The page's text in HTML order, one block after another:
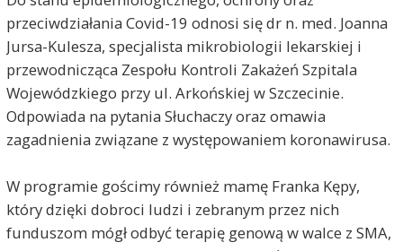
przeciwdziałania Covid-19 odnosi się dr n. med. Joanna
Jursa-Kulesza, specjalista mikrobiologii lekarskiej i
przewodnicząca Zespołu Kontroli Zakażeń Szpitala
Wojewódzkiego przy ul. Arkońskiej w Szczecinie.
Odpowiada na pytania Słuchaczy oraz omawia
zagadnienia związane z występowaniem koronawirusa.
W programie gościmy również mamę Franka Kępy,
który dzięki dobroci ludzi i zebranym przez nich
funduszom mógł odbyć terapię genową w walce z SMA,